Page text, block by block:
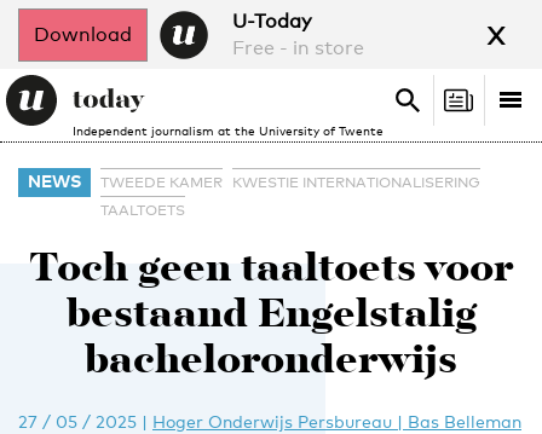
Download
U-Today
Free - in store
x
Independent journalism at the University of Twente
Search
Search
NEWS TWEEDE KAMER
KWESTIE INTERNATIONALISERING
TAALTOETS
Toch geen taaltoets voor
bestaand Engelstalig
bacheloronderwijs
27 / 05 / 2025 | Hoger Onderwijs Persbureau | Bas Belleman